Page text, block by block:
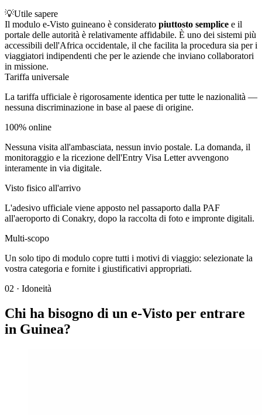
💡Utile sapere
Il modulo e-Visto guineano è considerato piuttosto semplice e il
portale delle autorità è relativamente affidabile. È uno dei sistemi più
accessibili dell'Africa occidentale, il che facilita la procedura sia per i
viaggiatori indipendenti che per le aziende che inviano collaboratori
in missione.
Tariffa universale
La tariffa ufficiale è rigorosamente identica per tutte le nazionalità —
nessuna discriminazione in base al paese di origine.
100% online
Nessuna visita all'ambasciata, nessun invio postale. La domanda, il
monitoraggio e la ricezione dell'Entry Visa Letter avvengono
interamente in via digitale.
Visto fisico all'arrivo
L'adesivo ufficiale viene apposto nel passaporto dalla PAF
all'aeroporto di Conakry, dopo la raccolta di foto e impronte digitali.
Multi-scopo
Un solo tipo di modulo copre tutti i motivi di viaggio: selezionate la
vostra categoria e fornite i giustificativi appropriati.
02 · Idoneità
Chi ha bisogno di un e-Visto per entrare
in Guinea?